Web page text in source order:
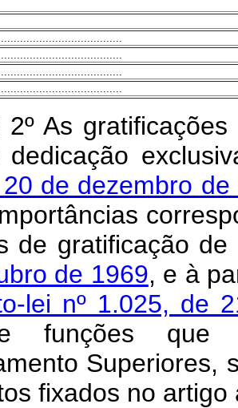
2º As
dedicação
de dezembro de
de gratificação
de 1969, e à
lei nº 1.025, de
funções que
Superiores,
fixados no artigo